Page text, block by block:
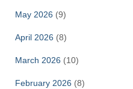
May 2026 (9)
April 2026 (8)
March 2026 (10)
February 2026 (8)